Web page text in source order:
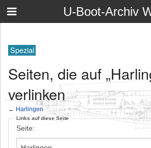
U-Boot-Archiv
Spezial
Seiten, die auf
verlinken
← Harlingen
Links auf diese Seite
Seite: